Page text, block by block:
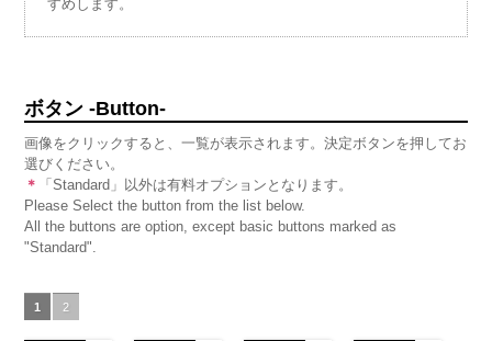
すめします。
ボタン -Button-
画像をクリックすると、一覧が表示されます。決定ボタンを押してお
選びください。
＊
「Standard」以外は有料オプションとなります。
Please Select the button from the list below.
All the buttons are option, except basic buttons marked as
"Standard".
1 2